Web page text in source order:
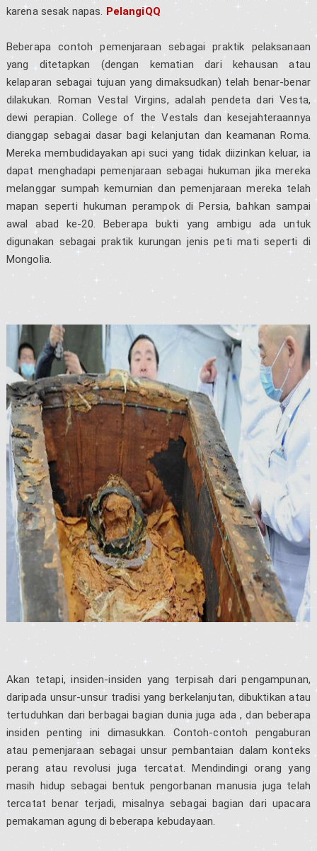
karena sesak napas. PelangiQQ
Beberapa contoh pemenjaraan sebagai praktik pelaksanaan
yang ditetapkan (dengan kematian dari kehausan atau
kelaparan sebagai tujuan yang dimaksudkan) telah benar-benar
dilakukan. Roman Vestal Virgins, adalah pendeta dari Vesta,
dewi perapian. College of the Vestals dan kesejahteraannya
dianggap sebagai dasar bagi kelanjutan dan keamanan Roma.
Mereka membudidayakan api suci yang tidak diizinkan keluar, ia
dapat menghadapi pemenjaraan sebagai hukuman jika mereka
melanggar sumpah kemurnian dan pemenjaraan mereka telah
mapan seperti hukuman perampok di Persia, bahkan sampai
awal abad ke-20. Beberapa bukti yang ambigu ada untuk
digunakan sebagai praktik kurungan jenis peti mati seperti di
Mongolia.
Akan tetapi, insiden-insiden yang terpisah dari pengampunan,
daripada unsur-unsur tradisi yang berkelanjutan, dibuktikan atau
tertuduhkan dari berbagai bagian dunia juga ada , dan beberapa
insiden penting ini dimasukkan. Contoh-contoh pengaburan
atau pemenjaraan sebagai unsur pembantaian dalam konteks
perang atau revolusi juga tercatat. Mendindingi orang yang
masih hidup sebagai bentuk pengorbanan manusia juga telah
tercatat benar terjadi, misalnya sebagai bagian dari upacara
pemakaman agung di beberapa kebudayaan.